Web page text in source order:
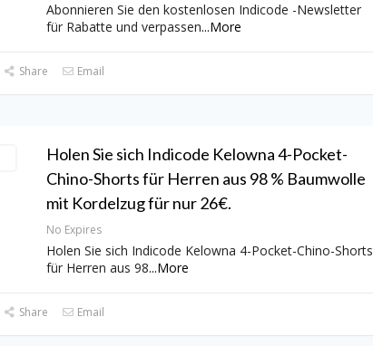
Abonnieren Sie den kostenlosen Indicode -Newsletter
für Rabatte und verpassen...More
Share Email
Holen Sie sich Indicode Kelowna 4-Pocket-
Chino-Shorts für Herren aus 98 % Baumwolle
mit Kordelzug für nur 26€.
No Expires
Holen Sie sich Indicode Kelowna 4-Pocket-Chino-Shorts
für Herren aus 98...More
Share Email